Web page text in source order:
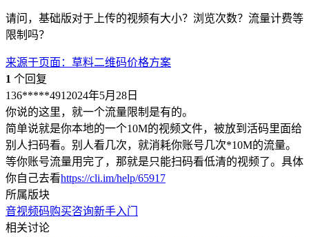
请问，基础版对于上传的视频有大小？浏览次数？流量计费等
限制吗？
来源于页面 ： 草料二维码价格方案
1 个回复
136*****491 2024年5月28日
你说的这里，就一个流量限制是有的。
简单说就是你本地的一个10M的视频文件，被放到活码里面给
别人扫码看。别人看几次，就消耗你账号几次*10M的流量。
等你账号流量用完了，那就是只能扫码看低清的视频了。具体
你自己去看https://cli.im/help/65917
所属版块
音视频码购买咨询新手入门
相关讨论